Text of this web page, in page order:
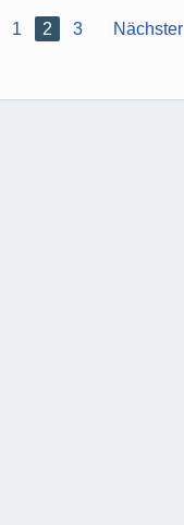
1 2 3 Nächster